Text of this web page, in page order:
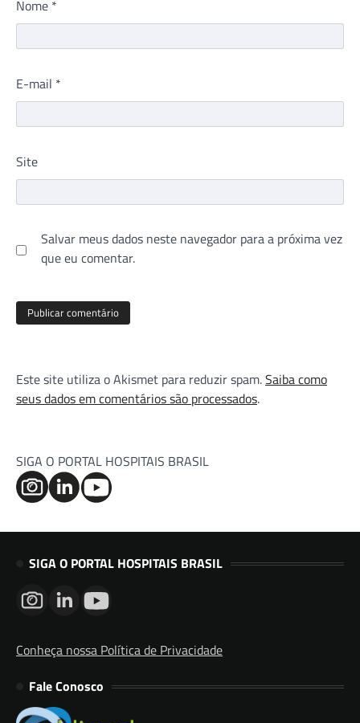
Nome *
E-mail *
Site
Salvar meus dados neste navegador para a próxima vez
que eu comentar.
Este site utiliza o Akismet para reduzir spam.Saiba como
seus dados em comentários são processados.
SIGA O PORTAL HOSPITAIS BRASIL
SIGA O PORTAL HOSPITAIS BRASIL
Conheça nossa Política de Privacidade
Fale Conosco